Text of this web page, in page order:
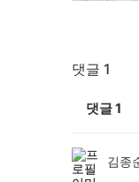
댓글 1
댓글1
김종